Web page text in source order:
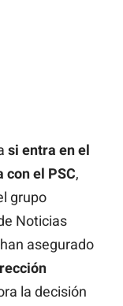
si entra en el
con el PSC,
grupo
Noticias
asegurado
la decisión